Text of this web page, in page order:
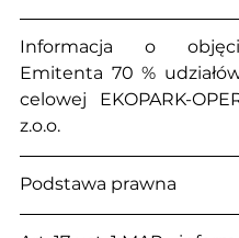
Informacja o
Emitenta 70 %
celowej EKOPARK-
z.o.o.
Podstawa prawna